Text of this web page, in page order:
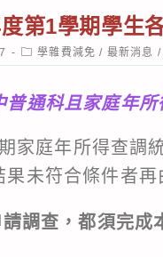
第1學期學生
Post
category:
學雜費減免 / 最新消息 /
普通科且家庭年
家庭年所得查調
未符合條件者再
調查，都須完